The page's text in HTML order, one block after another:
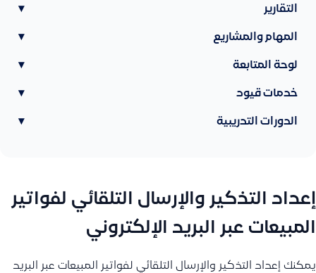
التقارير ▾
المهام والمشاريع ▾
لوحة المتابعة ▾
خدمات قيود ▾
الدورات التدريبية ▾
إعداد التذكير والإرسال التلقائي لفواتير
المبيعات عبر البريد الإلكتروني
يمكنك إعداد التذكير والإرسال التلقائي لفواتير المبيعات عبر البريد